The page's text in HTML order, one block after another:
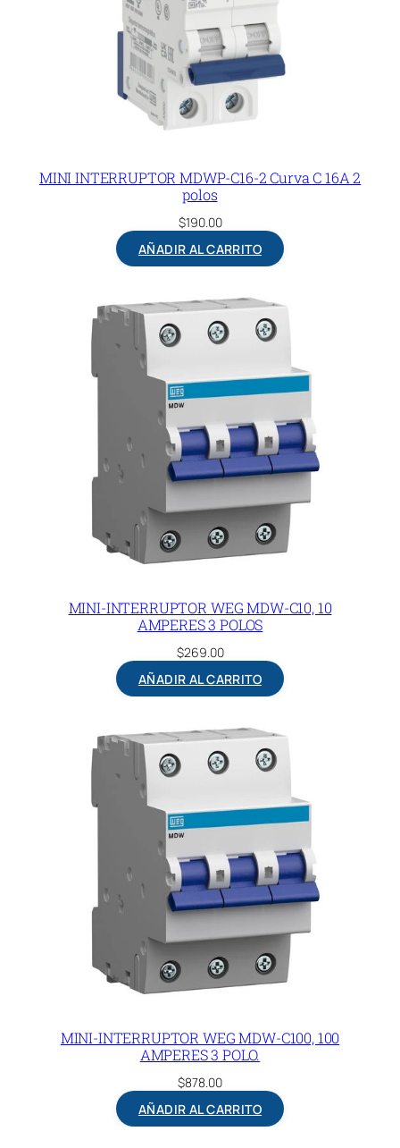
MINI INTERRUPTOR MDWP-C16-2 Curva C 16A 2
polos
$190.00
AÑADIR AL CARRITO
MINI-INTERRUPTOR WEG MDW-C10, 10
AMPERES 3 POLOS
$269.00
AÑADIR AL CARRITO
MINI-INTERRUPTOR WEG MDW-C100, 100
AMPERES 3 POLO.
$878.00
AÑADIR AL CARRITO